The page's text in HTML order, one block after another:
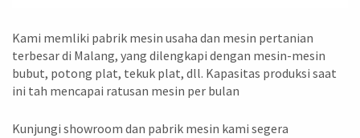
Kami memliki pabrik mesin usaha dan mesin pertanian
terbesar di Malang, yang dilengkapi dengan mesin-mesin
bubut, potong plat, tekuk plat, dll. Kapasitas produksi saat
ini tah mencapai ratusan mesin per bulan
Kunjungi showroom dan pabrik mesin kami segera